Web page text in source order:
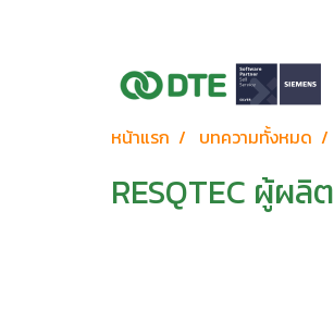
หน้าแรก บทความทั้งหมด
RESQTEC ผู้ผ